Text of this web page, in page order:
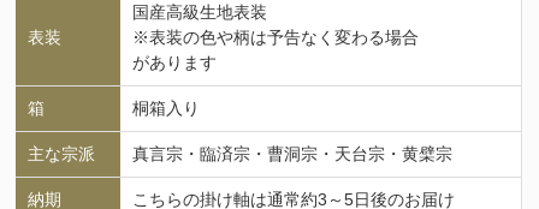
表装
国産高級生地表装
※表装の色や柄は予告なく変わる場合
があります
箱 桐箱入り
主な宗派 真言宗・臨済宗・曹洞宗・天台宗・黄檗宗
納期 こちらの掛け軸は通常約3～5日後のお届け